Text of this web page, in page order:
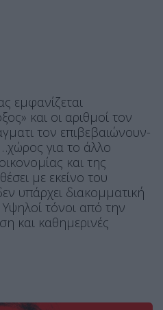
εμφανίζεται
και οι αριθμοί τον
τον επιβεβαιώνουν-
για το άλλο
και της
με εκείνο του
υπάρχει διακομματική
τόνοι από την
και καθημερινές